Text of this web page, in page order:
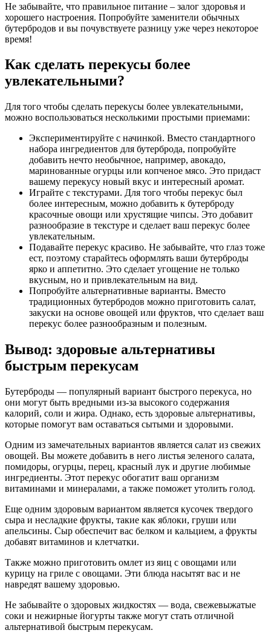
Не забывайте, что правильное питание – залог здоровья и
хорошего настроения. Попробуйте заменители обычных
бутербродов и вы почувствуете разницу уже через некоторое
время!
Как сделать перекусы более
увлекательными?
Для того чтобы сделать перекусы более увлекательными,
можно воспользоваться несколькими простыми приемами:
Экспериментируйте с начинкой. Вместо стандартного
набора ингредиентов для бутерброда, попробуйте
добавить нечто необычное, например, авокадо,
маринованные огурцы или копченое мясо. Это придаст
вашему перекусу новый вкус и интересный аромат.
Играйте с текстурами. Для того чтобы перекус был
более интересным, можно добавить к бутерброду
красочные овощи или хрустящие чипсы. Это добавит
разнообразие в текстуре и сделает ваш перекус более
увлекательным.
Подавайте перекус красиво. Не забывайте, что глаз тоже
ест, поэтому старайтесь оформлять ваши бутерброды
ярко и аппетитно. Это сделает угощение не только
вкусным, но и привлекательным на вид.
Попробуйте альтернативные варианты. Вместо
традиционных бутербродов можно приготовить салат,
закуски на основе овощей или фруктов, что сделает ваш
перекус более разнообразным и полезным.
Вывод: здоровые альтернативы
быстрым перекусам
Бутерброды — популярный вариант быстрого перекуса, но
они могут быть вредными из-за высокого содержания
калорий, соли и жира. Однако, есть здоровые альтернативы,
которые помогут вам оставаться сытыми и здоровыми.
Одним из замечательных вариантов является салат из свежих
овощей. Вы можете добавить в него листья зеленого салата,
помидоры, огурцы, перец, красный лук и другие любимые
ингредиенты. Этот перекус обогатит ваш организм
витаминами и минералами, а также поможет утолить голод.
Еще одним здоровым вариантом является кусочек твердого
сыра и несладкие фрукты, такие как яблоки, груши или
апельсины. Сыр обеспечит вас белком и кальцием, а фрукты
добавят витаминов и клетчатки.
Также можно приготовить омлет из яиц с овощами или
курицу на гриле с овощами. Эти блюда насытят вас и не
навредят вашему здоровью.
Не забывайте о здоровых жидкостях — вода, свежевыжатые
соки и нежирные йогурты также могут стать отличной
альтернативой быстрым перекусам.